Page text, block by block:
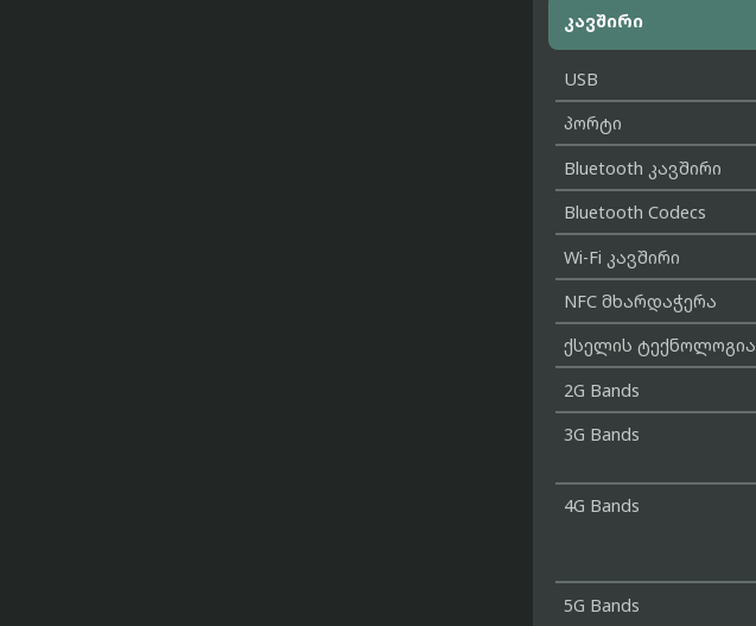
კავშირი
USB
პორტი
Bluetooth კავშირი
Bluetooth Codecs
Wi-Fi კავშირი
NFC მხარდაჭერა
ქსელის ტექნოლოგია
2G Bands
3G Bands
4G Bands
5G Bands